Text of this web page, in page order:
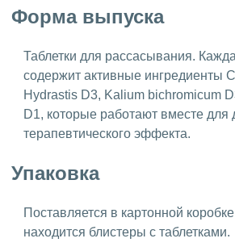
Форма выпуска
Таблетки для рассасывания.
содержит активные ингредиенты
Hydrastis D3, Kalium bichromicum
D1, которые работают вместе для
терапевтического эффекта.
Упаковка
Поставляется в картонной
находится блистеры с таблетками.